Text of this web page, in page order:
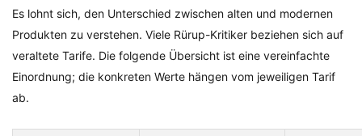
Es lohnt sich, den Unterschied zwischen alten und modernen
Produkten zu verstehen. Viele Rürup-Kritiker beziehen sich auf
veraltete Tarife. Die folgende Übersicht ist eine vereinfachte
Einordnung; die konkreten Werte hängen vom jeweiligen Tarif
ab.